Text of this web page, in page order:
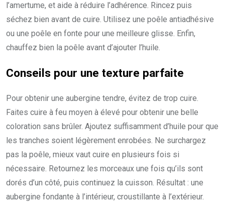
l’amertume, et aide à réduire l’adhérence. Rincez puis
séchez bien avant de cuire. Utilisez une poêle antiadhésive
ou une poêle en fonte pour une meilleure glisse. Enfin,
chauffez bien la poêle avant d’ajouter l’huile.
Conseils pour une texture parfaite
Pour obtenir une aubergine tendre, évitez de trop cuire.
Faites cuire à feu moyen à élevé pour obtenir une belle
coloration sans brûler. Ajoutez suffisamment d’huile pour que
les tranches soient légèrement enrobées. Ne surchargez
pas la poêle, mieux vaut cuire en plusieurs fois si
nécessaire. Retournez les morceaux une fois qu’ils sont
dorés d’un côté, puis continuez la cuisson. Résultat : une
aubergine fondante à l’intérieur, croustillante à l’extérieur.